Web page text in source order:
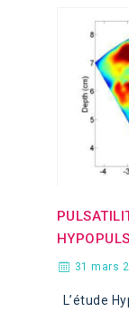
31 mars
L’étude